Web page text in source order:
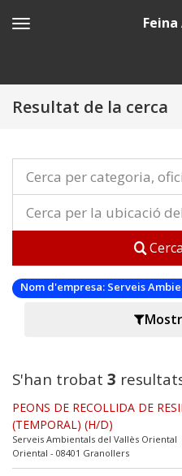
Resultat de la cerca
Nom d'empresa: Serveis
S'han trobat 3
PEONS DE RECOLLIDA DE
(TEMPORAL) (H/D)
Serveis Ambientals del Vallès Oriental
Oriental - 08401 Granollers